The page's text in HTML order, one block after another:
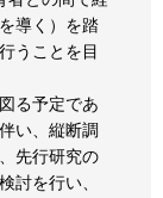
導く）を踏
うことを目
る予定であ
い、縦断調
先行研究の
討を行い、